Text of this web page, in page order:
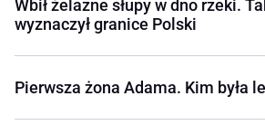
Wbił żelazne słupy w dno rzeki.
wyznaczył granice Polski
Pierwsza żona Adama. Kim była